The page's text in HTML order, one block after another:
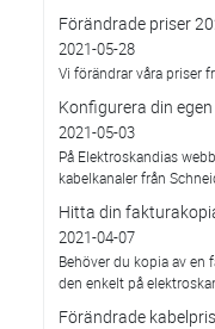
Förändrade priser
2021-05-28
Vi förändrar våra priser
Konfigurera din
2021-05-03
På Elektroskandias
kabelkanaler från
Hitta din
2021-04-07
Behöver du kopia av en
den enkelt på
Förändrade